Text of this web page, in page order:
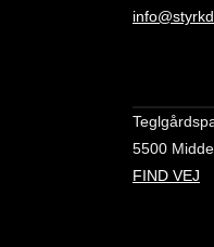
5500
FIND VEJ